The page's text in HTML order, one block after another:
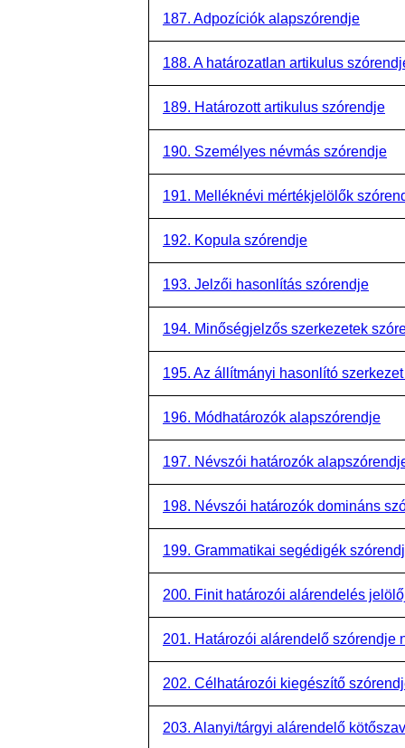
187. Adpozíciók alapszórendje
188. A határozatlan artikulus
189. Határozott artikulus szórendje
190. Személyes névmás szórendje
191. Melléknévi mértékjelölők
192. Kopula szórendje
193. Jelzői hasonlítás szórendje
194. Minőségjelzős szerkezetek
195. Az állítmányi hasonlító
196. Módhatározók alapszórendje
197. Névszói határozók
198. Névszói határozók domináns
199. Grammatikai segédigék
200. Finit határozói alárendelés
201. Határozói alárendelő szórendje
202. Célhatározói kiegészítő
203. Alanyi/tárgyi alárendelő